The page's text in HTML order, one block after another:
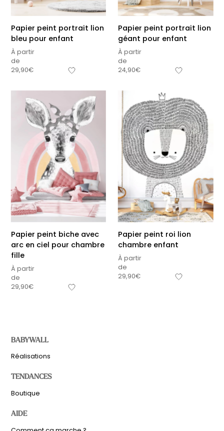
Papier peint portrait lion
bleu pour enfant
À partir
de
29,90€
Papier peint portrait lion
géant pour enfant
À partir
de
24,90€
Papier peint biche avec
arc en ciel pour chambre
fille
À partir
de
29,90€
Papier peint roi lion
chambre enfant
À partir
de
29,90€
BABYWALL
Réalisations
TENDANCES
Boutique
AIDE